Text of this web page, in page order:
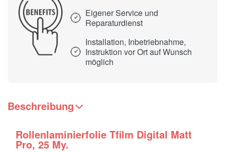
Eigener Service und
Reparaturdienst
Installation, Inbetriebnahme,
Instruktion vor Ort auf Wunsch
möglich
Beschreibung
Rollenlaminierfolie Tfilm Digital Matt
Pro, 25 My.